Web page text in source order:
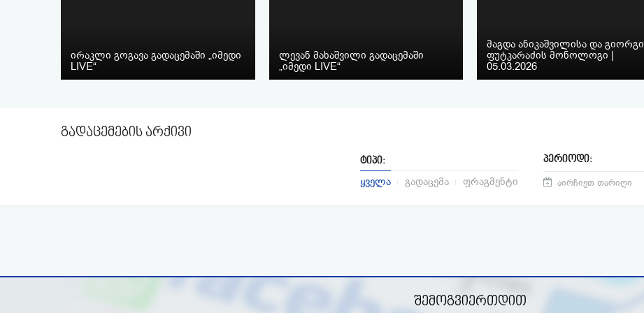
ირაკლი გოგავა გადაცემაში „იმედი
LIVE“
ლევან მახაშვილი გადაცემაში
„იმედი LIVE“
მაგდა ანიკაშვილისა და გიორგი
ფუტკარაძის მონოლოგი |
05.03.2026
გადაცემების არქივი
ტიპი:
ყველა გადაცემა ფრაგმენტი
პერიოდი:
შემოგვიერთდით